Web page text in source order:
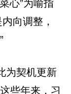
心”为喻指
向调整，
为契机更新
些年来，习